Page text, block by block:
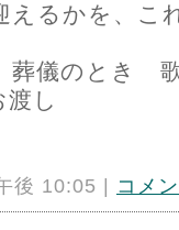
るかを、こ
葬儀のとき
し
後 10:05 | コメ